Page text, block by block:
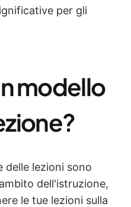
per gli
modello
delle lezioni sono
dell'istruzione,
le tue lezioni sulla